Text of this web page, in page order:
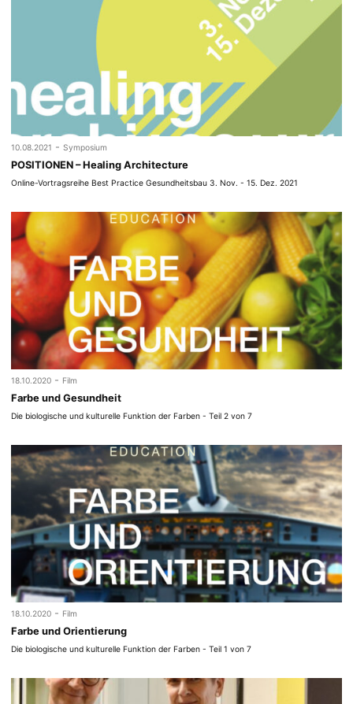
10.08.2021 - Symposium
POSITIONEN – Healing Architecture
Online-Vortragsreihe Best Practice Gesundheitsbau 3. Nov. - 15. Dez. 2021
18.10.2020 - Film
Farbe und Gesundheit
Die biologische und kulturelle Funktion der Farben - Teil 2 von 7
18.10.2020 - Film
Farbe und Orientierung
Die biologische und kulturelle Funktion der Farben - Teil 1 von 7